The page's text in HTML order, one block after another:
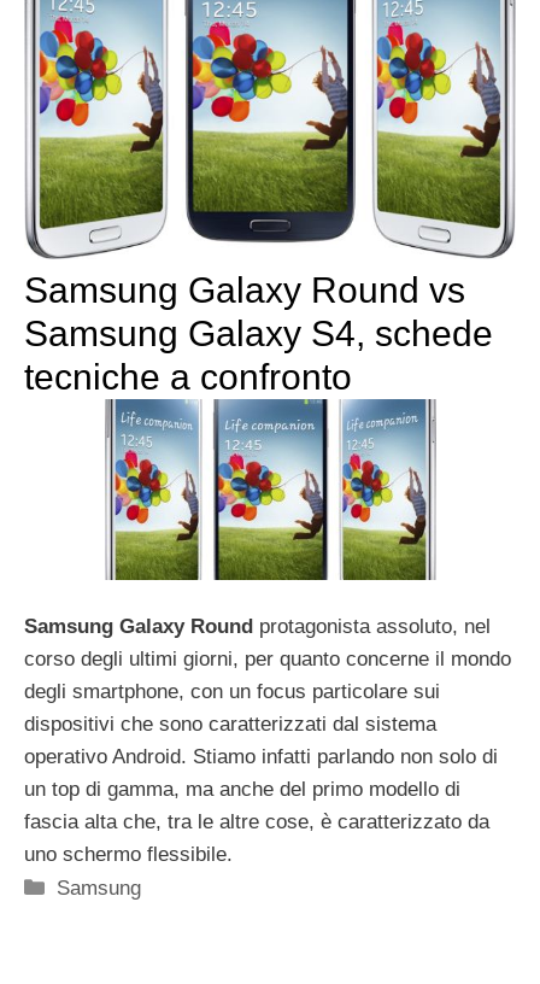
Samsung Galaxy Round vs
Samsung Galaxy S4, schede
tecniche a confronto
Samsung Galaxy Round protagonista assoluto, nel
corso degli ultimi giorni, per quanto concerne il mondo
degli smartphone, con un focus particolare sui
dispositivi che sono caratterizzati dal sistema
operativo Android. Stiamo infatti parlando non solo di
un top di gamma, ma anche del primo modello di
fascia alta che, tra le altre cose, è caratterizzato da
uno schermo flessibile.
Categorie
Samsung